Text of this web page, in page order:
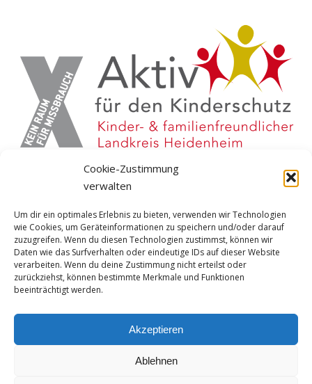
Cookie-Zustimmung
verwalten
Um dir ein optimales Erlebnis zu bieten, verwenden wir Technologien
wie Cookies, um Geräteinformationen zu speichern und/oder darauf
zuzugreifen. Wenn du diesen Technologien zustimmst, können wir
Daten wie das Surfverhalten oder eindeutige IDs auf dieser Website
verarbeiten. Wenn du deine Zustimmung nicht erteilst oder
zurückziehst, können bestimmte Merkmale und Funktionen
beeinträchtigt werden.
Akzeptieren
Ablehnen
Instagram